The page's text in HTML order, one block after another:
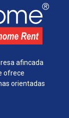
afincada
ofrece
orientadas